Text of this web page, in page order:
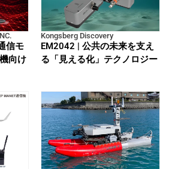
信モ
向け
Kongsberg Discovery
EM2042 | 公共の未来を支え
る「見える化」テクノロジー